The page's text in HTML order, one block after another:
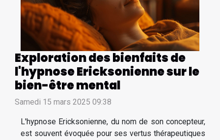
Exploration des bienfaits de
l'hypnose Ericksonienne sur le
bien-être mental
Samedi 15 mars 2025 09:38
L'hypnose Ericksonienne, du nom de son concepteur,
est souvent évoquée pour ses vertus thérapeutiques